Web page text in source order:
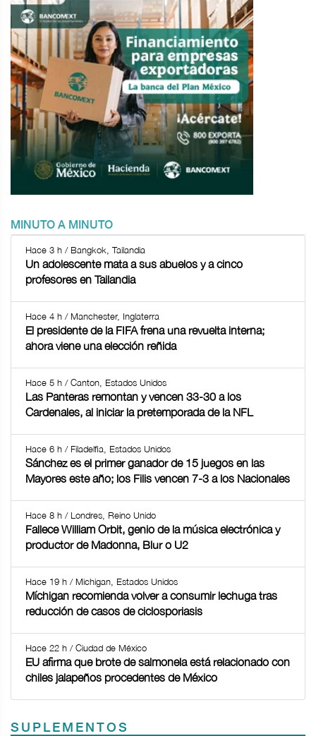
MINUTO A MINUTO
Hace 3 h / Bangkok, Tailandia
Un adolescente mata a sus abuelos y a cinco
profesores en Tailandia
Hace 4 h / Manchester, Inglaterra
El presidente de la FIFA frena una revuelta interna;
ahora viene una elección reñida
Hace 5 h / Canton, Estados Unidos
Las Panteras remontan y vencen 33-30 a los
Cardenales, al iniciar la pretemporada de la NFL
Hace 6 h / Filadelfia, Estados Unidos
Sánchez es el primer ganador de 15 juegos en las
Mayores este año; los Filis vencen 7-3 a los Nacionales
Hace 8 h / Londres, Reino Unido
Fallece William Orbit, genio de la música electrónica y
productor de Madonna, Blur o U2
Hace 19 h / Michigan, Estados Unidos
Míchigan recomienda volver a consumir lechuga tras
reducción de casos de ciclosporiasis
Hace 22 h / Ciudad de México
EU afirma que brote de salmonela está relacionado con
chiles jalapeños procedentes de México
SUPLEMENTOS